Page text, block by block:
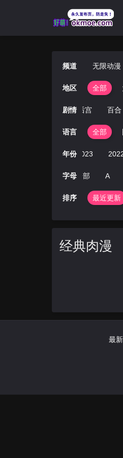
频道 无限动漫
地区 全部
剧情 后宫 百合
语言 全部
年份2023
字母全部 A
排序 最近更新
经典肉漫
最